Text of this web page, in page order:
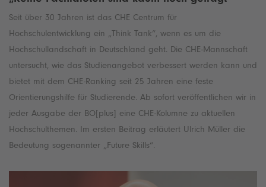
Seit über 30 Jahren ist das CHE Centrum für
Hochschulentwicklung ein „Think Tank“, wenn es um die
Hochschullandschaft in Deutschland geht. Die CHE-Mannschaft
untersucht, wie das Studienangebot verbessert werden kann und
bietet mit dem CHE-Ranking seit 25 Jahren eine feste
Orientierungshilfe für Studierende. Ab sofort veröffentlichen wir in
jeder Ausgabe der BO[plus] eine CHE-Kolumne zu aktuellen
Hochschulthemen. Im ersten Beitrag erläutert Ulrich Müller die
Bedeutung sogenannter „Future Skills“.